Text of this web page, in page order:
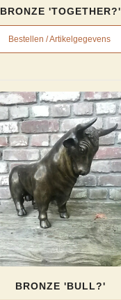
BRONZE 'TOGETHER?'
Bestellen / Artikelgegevens
BRONZE 'BULL?'